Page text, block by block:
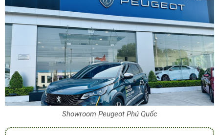
Showroom Peugeot Phú Quốc